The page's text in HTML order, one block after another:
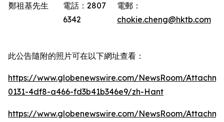
鄭祖基先生
電話：2807
6342
電郵：
chokie.cheng@hktb.com
此公告隨附的照片可在以下網址查看：
https://www.globenewswire.com/NewsRoom/
0131-4df8-a466-fd3b41b346e9/zh-Hant
https://www.globenewswire.com/NewsRoom/